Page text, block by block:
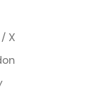
X